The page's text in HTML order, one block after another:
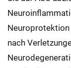
Neuroprotektion
nach